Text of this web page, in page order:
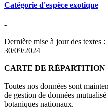
Catégorie d'espèce exotique
-
Dernière mise à jour des textes :
30/09/2024
CARTE DE RÉPARTITION
Toutes nos données sont
de gestion de données
botaniques nationaux.